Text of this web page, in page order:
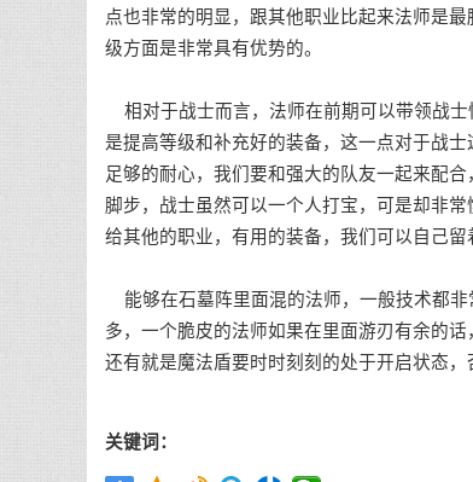
点也非常的明显，跟其他职业比起来法师是
级方面是非常具有优势的。
相对于战士而言，法师在前期可以带领战士
是提高等级和补充好的装备，这一点对于战
足够的耐心，我们要和强大的队友一起来配
脚步，战士虽然可以一个人打宝，可是却非
给其他的职业，有用的装备，我们可以自己
能够在石墓阵里面混的法师，一般技术都非
多，一个脆皮的法师如果在里面游刃有余的
还有就是魔法盾要时时刻刻的处于开启状态，
关键词：